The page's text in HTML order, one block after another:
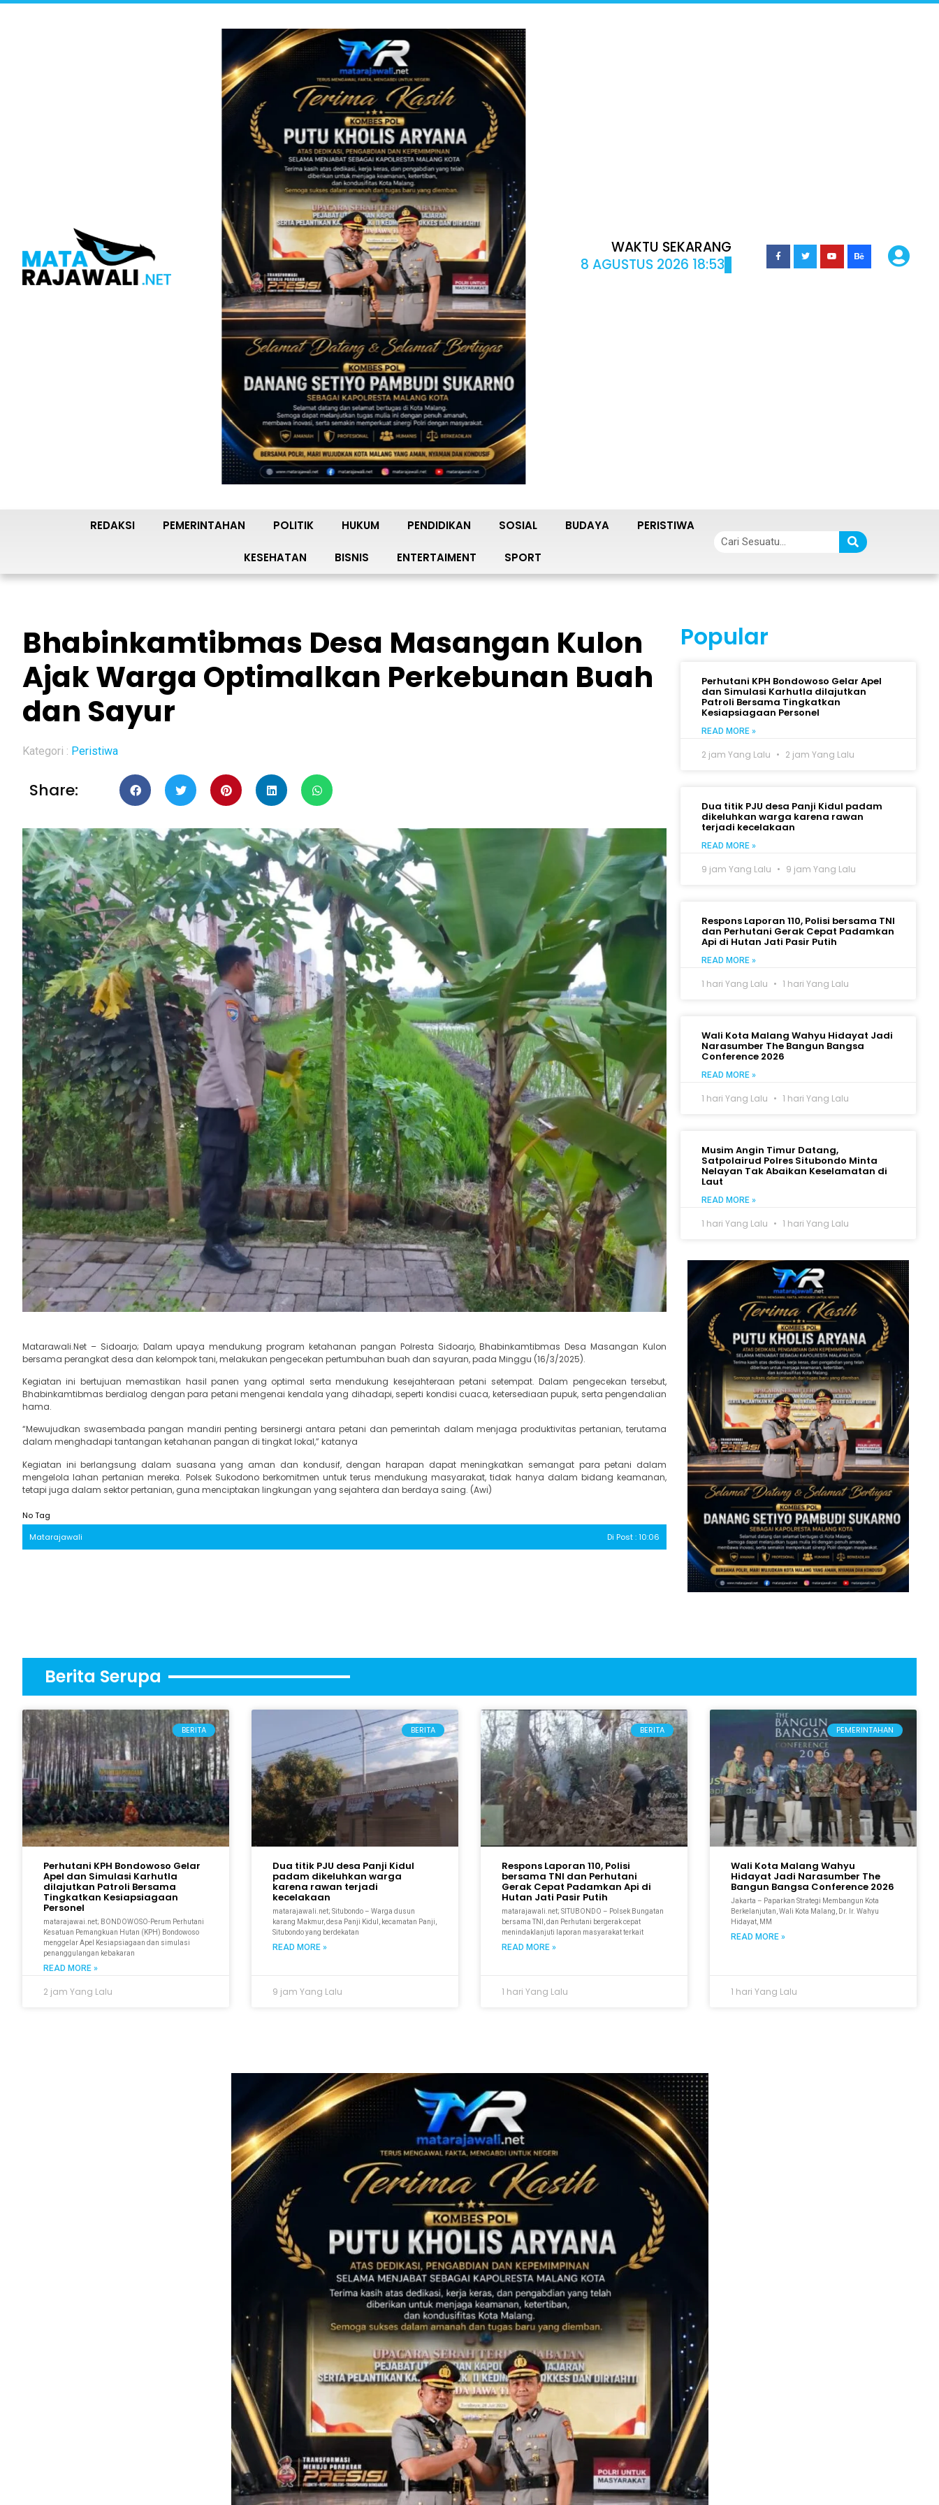
WAKTU SEKARANG
8 AGUSTUS 2026 18:53
REDAKSI PEMERINTAHAN POLITIK HUKUM PENDIDIKAN SOSIAL BUDAYA PERISTIWA
KESEHATAN BISNIS ENTERTAIMENT SPORT
Bhabinkamtibmas Desa Masangan Kulon
Ajak Warga Optimalkan Perkebunan Buah
dan Sayur
Kategori : Peristiwa
Share:
Matarawali.Net – Sidoarjo; Dalam upaya mendukung program ketahanan pangan Polresta Sidoarjo, Bhabinkamtibmas Desa Masangan Kulon
bersama perangkat desa dan kelompok tani, melakukan pengecekan pertumbuhan buah dan sayuran, pada Minggu (16/3/2025).
Kegiatan ini bertujuan memastikan hasil panen yang optimal serta mendukung kesejahteraan petani setempat. Dalam pengecekan tersebut,
Bhabinkamtibmas berdialog dengan para petani mengenai kendala yang dihadapi, seperti kondisi cuaca, ketersediaan pupuk, serta pengendalian
hama.
“Mewujudkan swasembada pangan mandiri penting bersinergi antara petani dan pemerintah dalam menjaga produktivitas pertanian, terutama
dalam menghadapi tantangan ketahanan pangan di tingkat lokal,” katanya
Kegiatan ini berlangsung dalam suasana yang aman dan kondusif, dengan harapan dapat meningkatkan semangat para petani dalam
mengelola lahan pertanian mereka. Polsek Sukodono berkomitmen untuk terus mendukung masyarakat, tidak hanya dalam bidang keamanan,
tetapi juga dalam sektor pertanian, guna menciptakan lingkungan yang sejahtera dan berdaya saing. (Awi)
No Tag
Matarajawali
Di Post : 10:06
Popular
Perhutani KPH Bondowoso Gelar Apel
dan Simulasi Karhutla dilajutkan
Patroli Bersama Tingkatkan
Kesiapsiagaan Personel
READ MORE »
2 jam Yang Lalu 2 jam Yang Lalu
Dua titik PJU desa Panji Kidul padam
dikeluhkan warga karena rawan
terjadi kecelakaan
READ MORE »
9 jam Yang Lalu 9 jam Yang Lalu
Respons Laporan 110, Polisi bersama TNI
dan Perhutani Gerak Cepat Padamkan
Api di Hutan Jati Pasir Putih
READ MORE »
1 hari Yang Lalu 1 hari Yang Lalu
Wali Kota Malang Wahyu Hidayat Jadi
Narasumber The Bangun Bangsa
Conference 2026
READ MORE »
1 hari Yang Lalu 1 hari Yang Lalu
Musim Angin Timur Datang,
Satpolairud Polres Situbondo Minta
Nelayan Tak Abaikan Keselamatan di
Laut
READ MORE »
1 hari Yang Lalu 1 hari Yang Lalu
Berita Serupa
BERITA
Perhutani KPH Bondowoso Gelar
Apel dan Simulasi Karhutla
dilajutkan Patroli Bersama
Tingkatkan Kesiapsiagaan
Personel
matarajawai.net; BONDOWOSO-Perum Perhutani
Kesatuan Pemangkuan Hutan (KPH) Bondowoso
menggelar Apel Kesiapsiagaan dan simulasi
penanggulangan kebakaran
READ MORE »
2 jam Yang Lalu
BERITA
Dua titik PJU desa Panji Kidul
padam dikeluhkan warga
karena rawan terjadi
kecelakaan
matarajawali.net; Situbondo – Warga dusun
karang Makmur, desa Panji Kidul, kecamatan Panji,
Situbondo yang berdekatan
READ MORE »
9 jam Yang Lalu
BERITA
Respons Laporan 110, Polisi
bersama TNI dan Perhutani
Gerak Cepat Padamkan Api di
Hutan Jati Pasir Putih
matarajawali.net; SITUBONDO – Polsek Bungatan
bersama TNI, dan Perhutani bergerak cepat
menindaklanjuti laporan masyarakat terkait
READ MORE »
1 hari Yang Lalu
PEMERINTAHAN
Wali Kota Malang Wahyu
Hidayat Jadi Narasumber The
Bangun Bangsa Conference 2026
Jakarta – Paparkan Strategi Membangun Kota
Berkelanjutan, Wali Kota Malang, Dr. Ir. Wahyu
Hidayat, MM
READ MORE »
1 hari Yang Lalu